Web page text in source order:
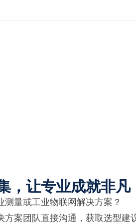
，让专业成就非凡
测量或工业物联网解决方案？
方案团队直接沟通，获取选型建